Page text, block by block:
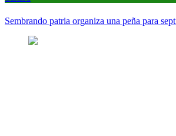
Sembrando patria organiza una peña para